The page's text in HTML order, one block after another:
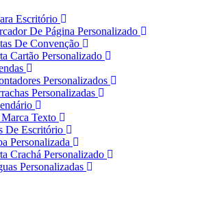
Escritório
De Página Personalizado
De Convenção
Cartão Personalizado
Personalizados
Personalizadas
Texto
De Escritório
Personalizada
Crachá Personalizado
Personalizadas